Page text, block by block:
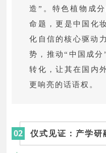
造”。特色植物成
命题，更是中国化
化自信的核心驱动
势，推动“中国成
转化，让其在国内
更响亮的话语权。
02 仪式见证：产学研